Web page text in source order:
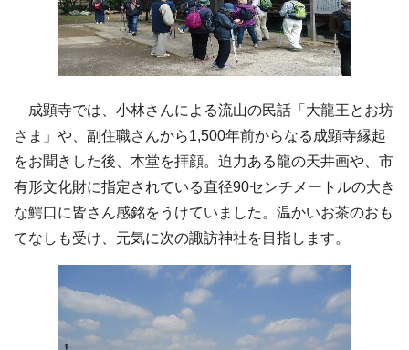
成顕寺では、小林さんによる流山の民話「大龍王とお坊
さま」や、副住職さんから1,500年前からなる成顕寺縁起
をお聞きした後、本堂を拝顔。迫力ある龍の天井画や、市
有形文化財に指定されている直径90センチメートルの大き
な鰐口に皆さん感銘をうけていました。温かいお茶のおも
てなしも受け、元気に次の諏訪神社を目指します。